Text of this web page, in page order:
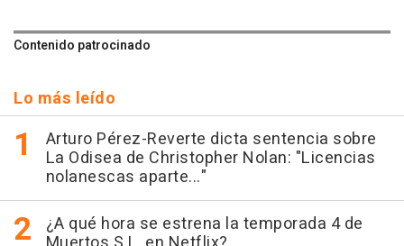
Contenido patrocinado
Lo más leído
Arturo Pérez-Reverte dicta sentencia sobre
La Odisea de Christopher Nolan: "Licencias
nolanescas aparte..."
¿A qué hora se estrena la temporada 4 de